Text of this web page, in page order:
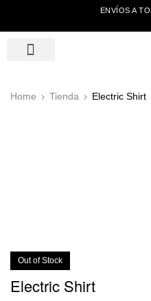
ENVÍOS A
Home Tienda Electric Shirt
Out of Stock
Electric Shirt